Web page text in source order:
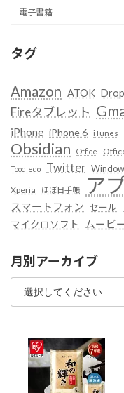
電子書籍
タグ
Amazon ATOK
Fireタブレット
iPhone iPhone 6 iTunes
Obsidian Office
Toodledo Twitter
Xperia ほぼ日手帳 ア
スマートフォン セール
マイクロソフト ムービ
月別アーカイブ